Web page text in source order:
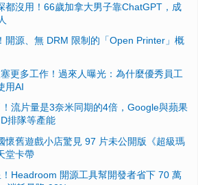
都沒用！66歲加拿大男子靠ChatGPT，成
開源、無 DRM 限制的「Open Printer」概
更多工作！過來人曝光：為什麼優秀員工
用AI
流片量是3奈米同期的4倍，Google與蘋果
排隊等產能
懷舊遊戲小店驚見 97 片未公開版《超級瑪
堂卡帶
Headroom 開源工具幫開發者省下 70 萬